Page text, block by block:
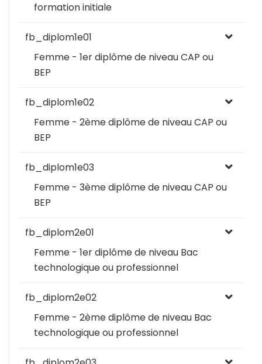
formation initiale
fb_diplom1e01
Femme - 1er diplôme de niveau CAP ou
BEP
fb_diplom1e02
Femme - 2ème diplôme de niveau CAP ou
BEP
fb_diplom1e03
Femme - 3ème diplôme de niveau CAP ou
BEP
fb_diplom2e01
Femme - 1er diplôme de niveau Bac
technologique ou professionnel
fb_diplom2e02
Femme - 2ème diplôme de niveau Bac
technologique ou professionnel